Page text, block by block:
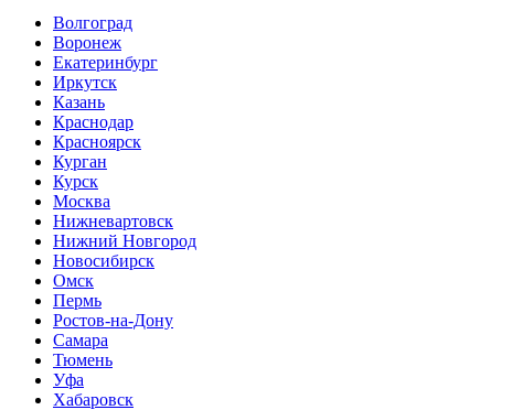
Волгоград
Воронеж
Екатеринбург
Иркутск
Казань
Краснодар
Красноярск
Курган
Курск
Москва
Нижневартовск
Нижний Новгород
Новосибирск
Омск
Пермь
Ростов-на-Дону
Самара
Тюмень
Уфа
Хабаровск